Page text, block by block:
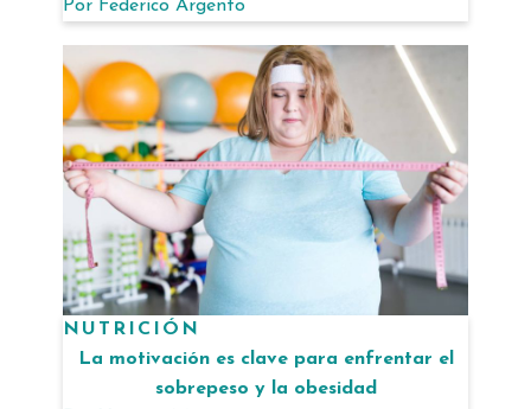
Por Federico Argento
NUTRICIÓN
La motivación es clave para enfrentar el
sobrepeso y la obesidad